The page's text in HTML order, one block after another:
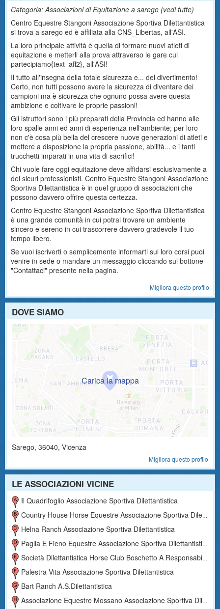
Categoria: Associazioni di Equitazione a sarego (vedi tutte)
Centro Equestre Stangoni Associazione Sportiva Dilettantistica
si trova a sarego ed è affiliata alla CNS_Libertas, all'ASI.
La loro principale attività è quella di formare nuovi atleti di
equitazione e metterli alla prova attraverso le gare cui
partecipiamo{text_aff2}, all'ASI!
Il tutto all'insegna della totale sicurezza e... del divertimento!
Certo, non tutti possono avere la sicurezza di diventare dei
campioni ma è sicurezza che ognuno possa avere questa
ambizione e coltivare le proprie passioni!
Gli istruttori sono i più preparati della Provincia ed hanno alle
loro spalle anni ed anni di esperienza nell'ambiente; per loro
non c'è cosa più bella del crescere nuove generazioni di atleti e
mettere a disposizione la propria passione, abilità... e i tanti
trucchetti imparati in una vita di sacrifici!
Chi vuole fare oggi equitazione deve affidarsi esclusivamente a
dei sicuri professionisti. Centro Equestre Stangoni Associazione
Sportiva Dilettantistica è in quel gruppo di associazioni che
possono davvero offrire questa certezza.
Centro Equestre Stangoni Associazione Sportiva Dilettantistica
è una grande comunità in cui potrai trovare un ambiente
sincero e sereno in cui trascorrere davvero gradevole il tuo
tempo libero.
Se vuoi iscriverti o semplicemente informarti sui loro corsi puoi
venire in sede o mandare un messaggio cliccando sul bottone
"Contattaci" presente nella pagina.
Migliora questo profilo
DOVE SIAMO
Sarego, 36040, Vicenza
Migliora questo profilo
LE ASSOCIAZIONI VICINE
Il Quadrifoglio Associazione Sportiva Dilettantistica
Country House Horse Equestre Associazione Sportiva Dilettantistica
Helna Ranch Associazione Sportiva Dilettantistica
Paglia E Fieno Equestre Associazione Sportiva Dilettantistica
Società Dilettantistica Horse Club Boschetto A Responsabilità Limitata
Palestra Vita Associazione Sportiva Dilettantistica
Bart Ranch A.s.dilettantistica
Associazione Equestre Mossano Associazione Sportiva Dilettantistica